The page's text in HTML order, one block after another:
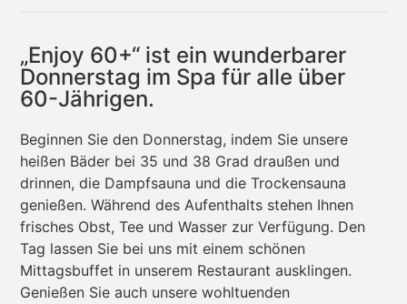
„Enjoy 60+“ ist ein wunderbarer
Donnerstag im Spa für alle über
60-Jährigen.
Beginnen Sie den Donnerstag, indem Sie unsere
heißen Bäder bei 35 und 38 Grad draußen und
drinnen, die Dampfsauna und die Trockensauna
genießen. Während des Aufenthalts stehen Ihnen
frisches Obst, Tee und Wasser zur Verfügung. Den
Tag lassen Sie bei uns mit einem schönen
Mittagsbuffet in unserem Restaurant ausklingen.
Genießen Sie auch unsere wohltuenden